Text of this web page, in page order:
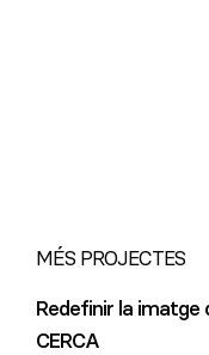
MÉS PROJECTES
Redefinir la
CERCA